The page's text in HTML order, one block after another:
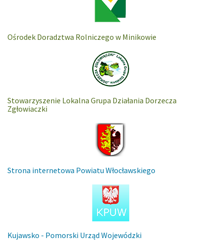
Ośrodek Doradztwa Rolniczego w Minikowie
Stowarzyszenie Lokalna Grupa Działania Dorzecza
Zgłowiaczki
Strona internetowa Powiatu Włocławskiego
Kujawsko - Pomorski Urząd Wojewódzki